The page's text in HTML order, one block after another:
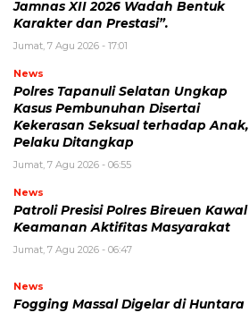
Jamnas XII 2026 Wadah Bentuk
Karakter dan Prestasi”.
Jumat, 7 Agu 2026 - 17:01
News
Polres Tapanuli Selatan Ungkap
Kasus Pembunuhan Disertai
Kekerasan Seksual terhadap Anak,
Pelaku Ditangkap
Jumat, 7 Agu 2026 - 06:55
News
Patroli Presisi Polres Bireuen Kawal
Keamanan Aktifitas Masyarakat
Jumat, 7 Agu 2026 - 06:47
News
Fogging Massal Digelar di Huntara